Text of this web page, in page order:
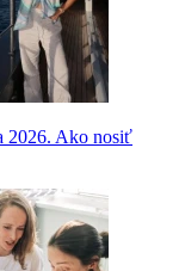
2026. Ako nosiť